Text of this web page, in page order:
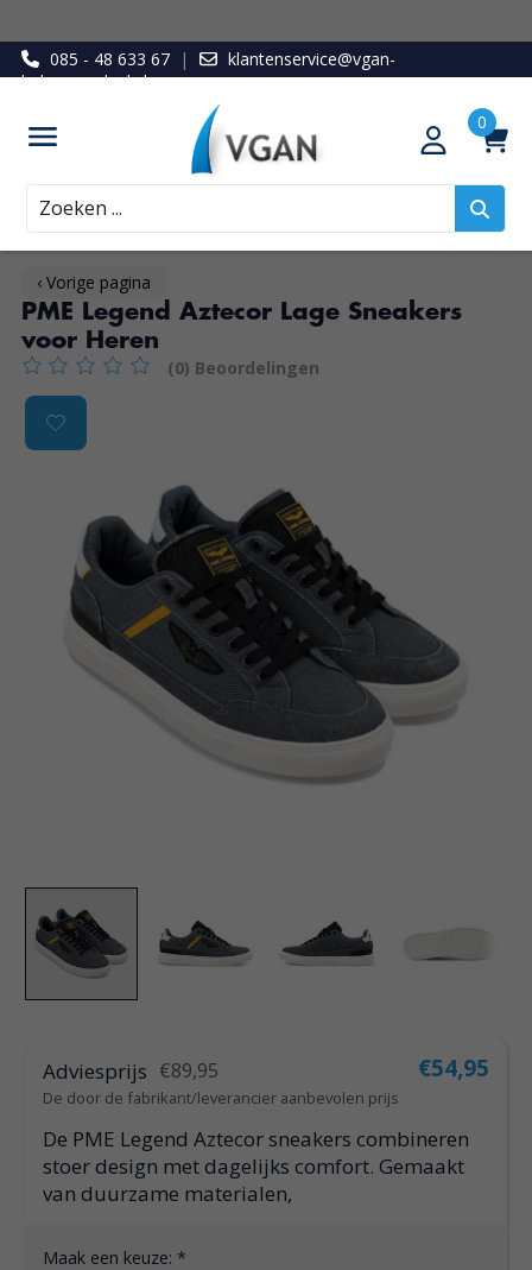
085 - 48 633 67 |
klantenservice@vgan-
ledenvoordeel.nl
Zoeken
‹ Vorige pagina
PME Legend Aztecor Lage Sneakers
voor Heren
De beoordeling van dit product is0van de 5
(0) Beoordelingen
Product image slideshow Items
Adviesprijs €89,95
De door de fabrikant/leverancier aanbevolen prijs
€54,95
De PME Legend Aztecor sneakers combineren
stoer design met dagelijks comfort. Gemaakt
van duurzame materialen,
Maak een keuze:*